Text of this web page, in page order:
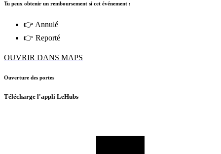
Tu peux obtenir un remboursement si cet événement :
👉 Annulé
👉 Reporté
OUVRIR DANS MAPS
Ouverture des portes
Télécharge l'appli LeHubs